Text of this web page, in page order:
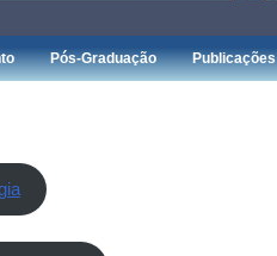
Pós-Graduação Publicações